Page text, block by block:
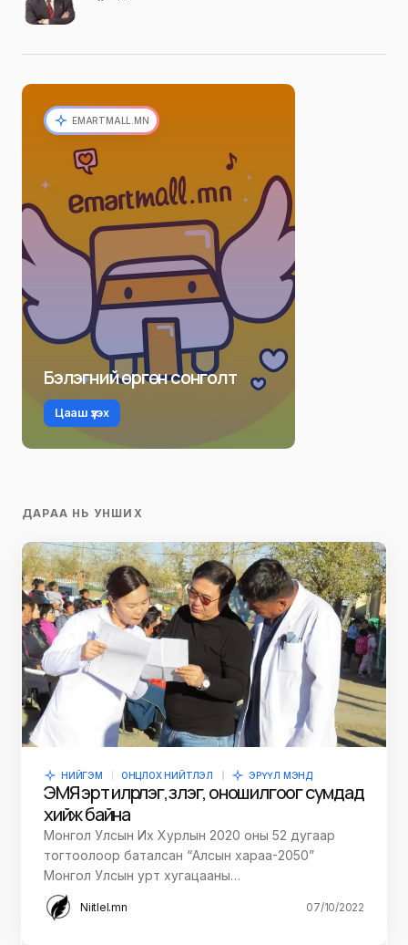
EMARTMALL.MN
Бэлэгний өргөн сонголт
Цааш үзэх
ДАРАА НЬ УНШИХ
НИЙГЭМ ОНЦЛОХ НИЙТЛЭЛ ЭРҮҮЛ МЭНД
ЭМЯ эрт илрүүлэг, үзлэг, оношилгоог сумдад
хийж байна
Монгол Улсын Их Хурлын 2020 оны 52 дугаар
тогтоолоор баталсан “Алсын хараа-2050”
Монгол Улсын урт хугацааны…
Niitlel.mn 07/10/2022